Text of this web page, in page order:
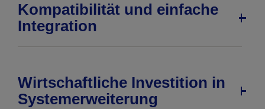
Kompatibilität und einfache
Integration
Wirtschaftliche Investition in
Systemerweiterung